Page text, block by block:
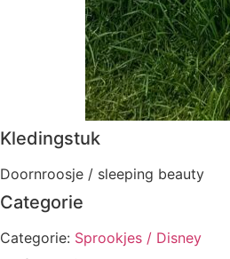
Kledingstuk
Doornroosje / sleeping beauty
Categorie
Categorie: Sprookjes / Disney